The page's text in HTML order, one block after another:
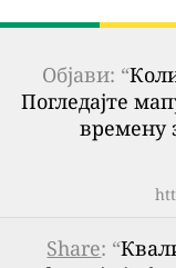
Објави: “
Погледајте
времену
Share: “